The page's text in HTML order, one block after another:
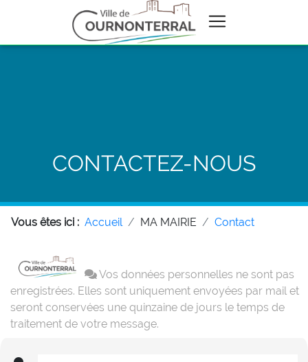
CONTACTEZ-NOUS
Vous êtes ici : Accueil MA MAIRIE Contact
Vos données personnelles ne sont pas
enregistrées. Elles sont uniquement envoyées par mail et
seront conservées une quinzaine de jours le temps de
traitement de votre message.